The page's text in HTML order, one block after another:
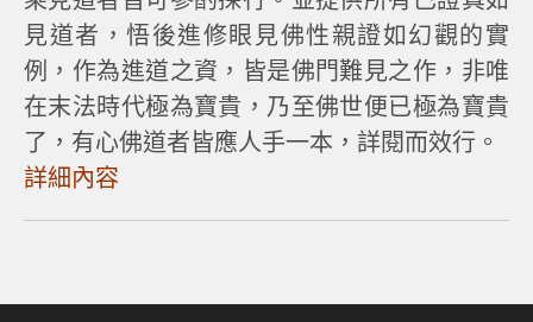
見道者，悟後進修眼見佛性親證如幻觀的實
例，作為進道之資，皆是佛門難見之作，非唯
在末法時代極為寶貴，乃至佛世便已極為寶貴
了，有心佛道者皆應人手一本，詳閱而效行。
詳細內容